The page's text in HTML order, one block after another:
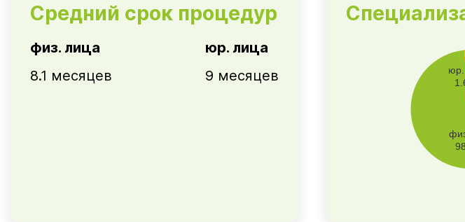
Средний срок процедур
физ. лица
8.1 месяцев
юр. лица
9 месяцев